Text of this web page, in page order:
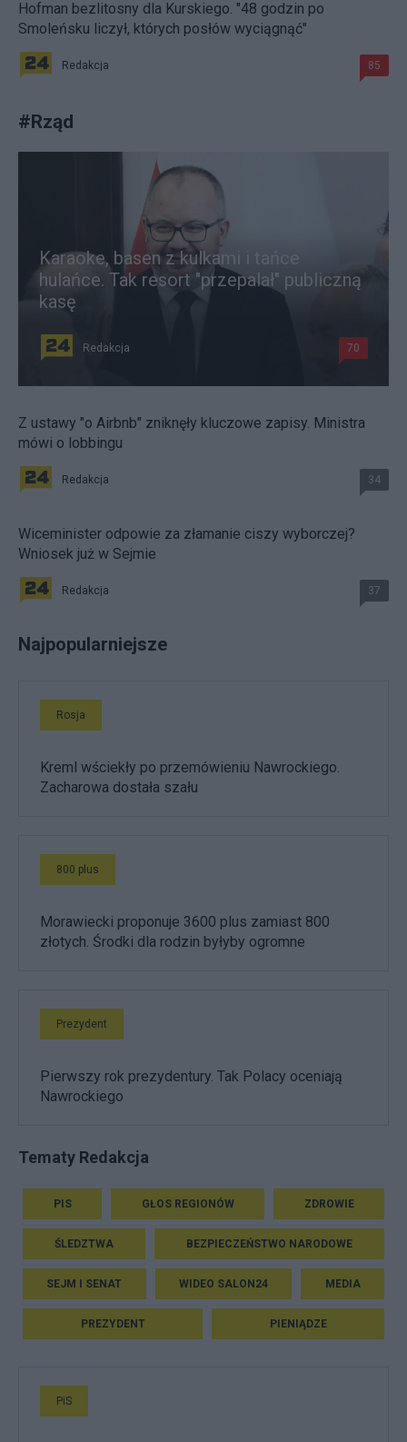
Hofman bezlitosny dla Kurskiego. "48 godzin po
Smoleńsku liczył, których posłów wyciągnąć"
Redakcja 85
#Rząd
Karaoke, basen z kulkami i tańce
hulańce. Tak resort "przepalał" publiczną
kasę
Redakcja 70
Z ustawy "o Airbnb" zniknęły kluczowe zapisy. Ministra
mówi o lobbingu
Redakcja 34
Wiceminister odpowie za złamanie ciszy wyborczej?
Wniosek już w Sejmie
Redakcja 37
Najpopularniejsze
Rosja
Kreml wściekły po przemówieniu Nawrockiego.
Zacharowa dostała szału
800 plus
Morawiecki proponuje 3600 plus zamiast 800
złotych. Środki dla rodzin byłyby ogromne
Prezydent
Pierwszy rok prezydentury. Tak Polacy oceniają
Nawrockiego
Tematy Redakcja
PIS GŁOS REGIONÓW ZDROWIE
ŚLEDZTWA BEZPIECZEŃSTWO NARODOWE
SEJM I SENAT WIDEO SALON24 MEDIA
PREZYDENT PIENIĄDZE
PiS